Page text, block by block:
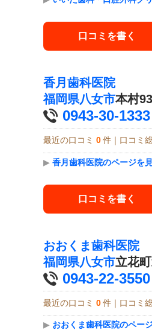
口コミを書く
香月歯科医院
福岡県八女市本村
0943-30-1333
最近の口コミ 0 件｜口コミ
▶ 香月歯科医院のページを
口コミを書く
おおくま歯科医院
福岡県八女市立花
0943-22-3550
最近の口コミ 0 件｜口コミ
▶ おおくま歯科医院のペー